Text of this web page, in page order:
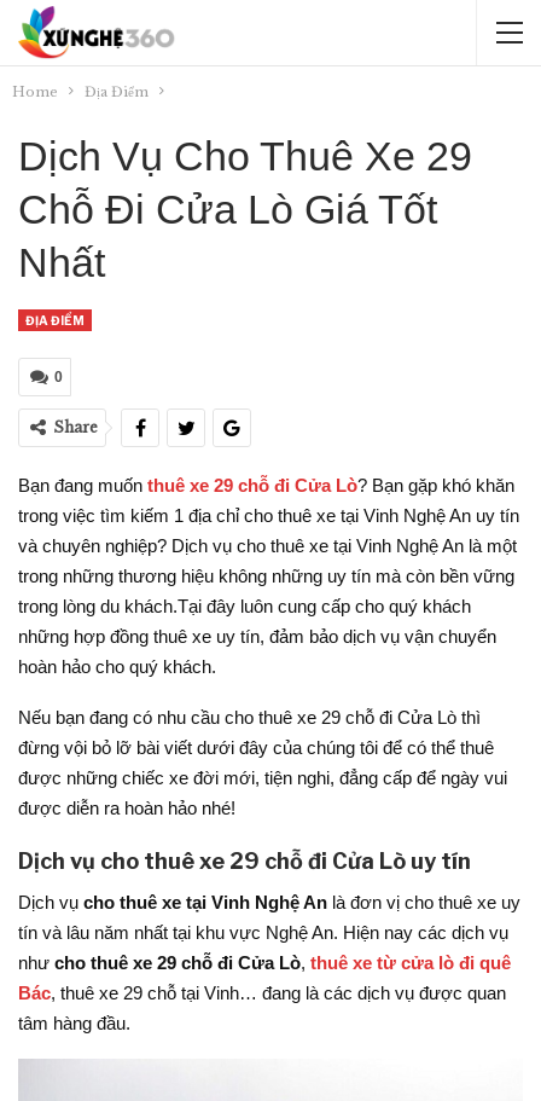
Home Địa Điểm
Dịch Vụ Cho Thuê Xe 29
Chỗ Đi Cửa Lò Giá Tốt
Nhất
ĐỊA ĐIỂM
0
Share
Bạn đang muốn thuê xe 29 chỗ đi Cửa Lò? Bạn gặp khó khăn
trong việc tìm kiếm 1 địa chỉ cho thuê xe tại Vinh Nghệ An uy tín
và chuyên nghiệp? Dịch vụ cho thuê xe tại Vinh Nghệ An là một
trong những thương hiệu không những uy tín mà còn bền vững
trong lòng du khách.Tại đây luôn cung cấp cho quý khách
những hợp đồng thuê xe uy tín, đảm bảo dịch vụ vận chuyển
hoàn hảo cho quý khách.
Nếu bạn đang có nhu cầu cho thuê xe 29 chỗ đi Cửa Lò thì
đừng vội bỏ lỡ bài viết dưới đây của chúng tôi để có thể thuê
được những chiếc xe đời mới, tiện nghi, đẳng cấp để ngày vui
được diễn ra hoàn hảo nhé!
Dịch vụ cho thuê xe 29 chỗ đi Cửa Lò uy tín
Dịch vụ cho thuê xe tại Vinh Nghệ An là đơn vị cho thuê xe uy
tín và lâu năm nhất tại khu vực Nghệ An. Hiện nay các dịch vụ
như cho thuê xe 29 chỗ đi Cửa Lò, thuê xe từ cửa lò đi quê
Bác, thuê xe 29 chỗ tại Vinh… đang là các dịch vụ được quan
tâm hàng đầu.